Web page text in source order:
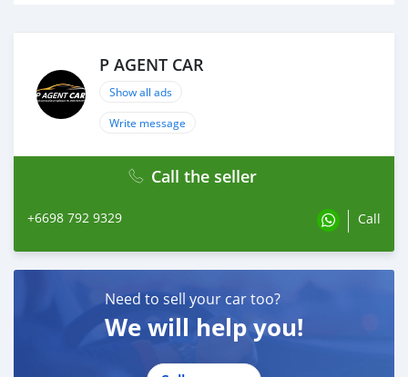
- พรมพื้นพร้อมสัญลักษณ์ GP
- ระบบท่อไอเสีย JCW
- Wrap midas แบบใส
สองฟรีดาวน์ผ่อนถูก #รถมือสองป้ายแดง #รถฟรีดาวน์ #ขาย
รถยนต์มือสอง #ติดแบล็คลิสออกรถได้ #ติดเครดิตบูโรออก
#20WorksGPInspiredEditionLimited19 #ขายรถมินิคู
P AGENT CAR
Show all ads
Write message
Call the seller
+6698 792 9329 Call
Need to sell your car too?
We will help you!